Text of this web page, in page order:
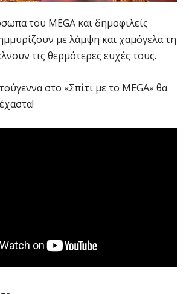
του MEGA και δημοφιλείς
με λάμψη και χαμόγελα τη
τις θερμότερες ευχές τους.
στο «Σπίτι με το MEGA» θα